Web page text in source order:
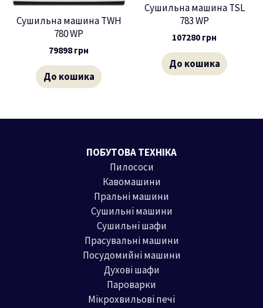
Сушильна машина TWH
780 WP
79898грн
До кошика
Сушильна машина TSL
783 WP
107280 грн
До кошика
ПОБУТОВА ТЕХНІКА
Пилососи
Кавомашини
Пральні машини
Сушильні машини
Сушильні шафи
Прасувальні машини
Посудомийні машини
Духові шафи
Пароварки
Мікрохвильові печі